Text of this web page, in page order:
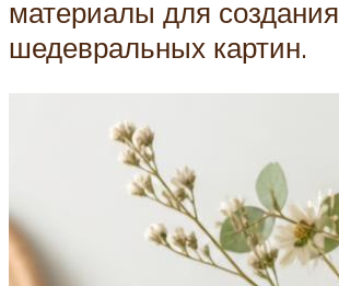
материалы для создания
шедевральных картин.